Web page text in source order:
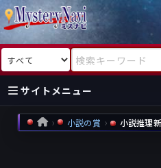
検索対象 検索キーワード
サイトメニュー
国内
海外
HOME 小説の賞 小説推理